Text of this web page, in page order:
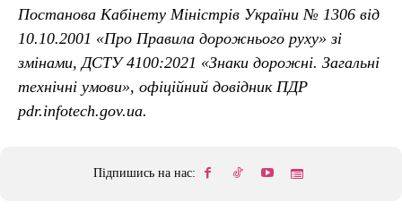
Постанова Кабінету Міністрів України № 1306 від
10.10.2001 «Про Правила дорожнього руху» зі
змінами, ДСТУ 4100:2021 «Знаки дорожні. Загальні
технічні умови», офіційний довідник ПДР
pdr.infotech.gov.ua.
Підпишись на нас: